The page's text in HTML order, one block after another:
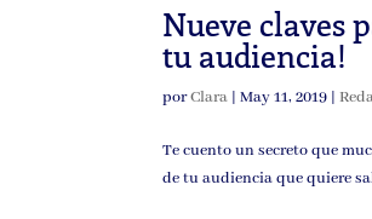
Nueve claves
tu audiencia!
porClara |May 11, 2019 |
Te cuento un secreto que
de tu audiencia que quiere